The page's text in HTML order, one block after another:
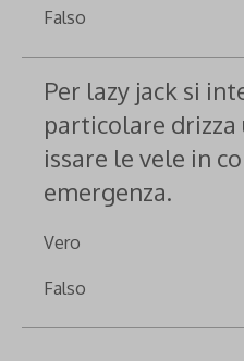
Falso
Per lazy jack si
particolare
issare le vele in
emergenza.
Vero
Falso